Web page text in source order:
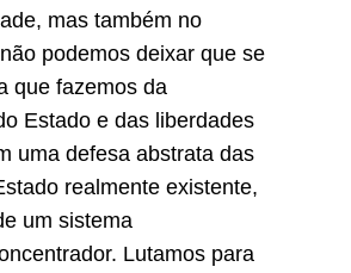
mas também no
podemos deixar que se
que fazemos da
Estado e das liberdades
uma defesa abstrata das
realmente existente,
um sistema
Lutamos para